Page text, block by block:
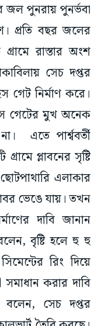
জল পুনরায় পুনর্ভবা
প্রতি বছর জলের
রাস্তার অংশ
সেচ দপ্তর
গেট নির্মাণ করে।
গেটের মুখ অনেক
এতে পার্শ্ববর্তী
প্লাবনের সৃষ্টি
এলাকার
ভেঙে যায়। তখন
দাবি জানান
বলেন, বৃষ্টি হলে হু হু
রিং দিয়ে
সমাধান করার দাবি
বলেন, সেচ দপ্তর